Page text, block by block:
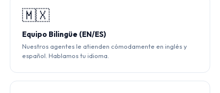
🇲🇽
Equipo Bilingüe (EN/ES)
Nuestros agentes le atienden cómodamente en inglés y
español. Hablamos tu idioma.